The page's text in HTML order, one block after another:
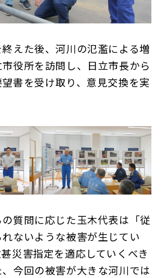
えた後、河川の氾濫による増
役所を訪問し、日立市長から
書を受け取り、意見交換を実
質問に応じた玉木代表は「従
ないような被害が生じてい
災害指定を適応していくべき
今回の被害が大きな河川では